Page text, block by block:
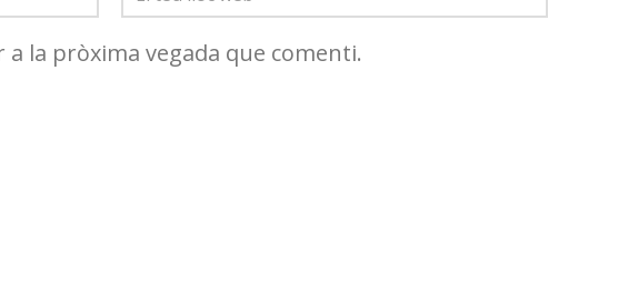
la pròxima vegada que comenti.